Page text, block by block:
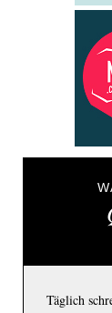
Täglich